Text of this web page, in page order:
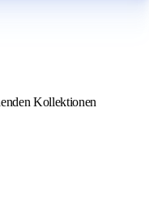
Kollektionen